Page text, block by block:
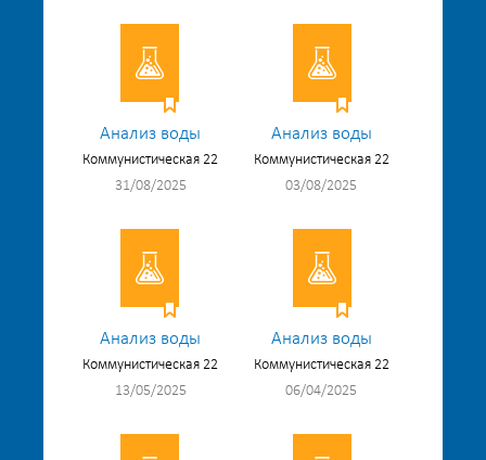
Анализ воды
Коммунистическая 22
31/08/2025
Анализ воды
Коммунистическая 22
03/08/2025
Анализ воды
Коммунистическая 22
13/05/2025
Анализ воды
Коммунистическая 22
06/04/2025